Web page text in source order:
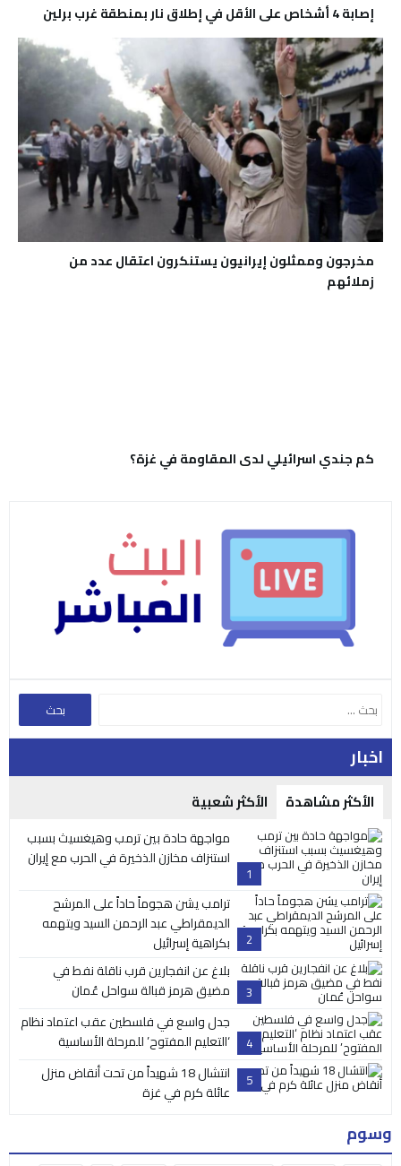
مخرجون وممثلون إيرانيون يستنكرون اعتقال عدد من
زملائهم
كم جندي اسرائيلي لدى المقاومة في غزة؟
الأكثر مشاهدة الأكثر شعبية
1
مواجهة حادة بين ترمب وهيغسيث بسبب
استنزاف مخازن الذخيرة في الحرب مع إيران
بلاغ عن انفجارين قرب ناقلة نفط في
4
جدل واسع في فلسطين عقب اعتماد نظام
‘التعليم المفتوح’ للمرحلة الأساسية
انتشال 18 شهيداً من تحت أنقاض منزل
عائلة كرم في غزة
وسوم
اخبار الرئيسي انشطة وفعاليات تقارير
رئيسة
رئيسي رئيسية رائيسي ري
رياضه
صلوات
فعاليات وأنشطة
فيديو كليب
فيسبوك قصص وتقارير
لوين رايحين
محلي
منوعات